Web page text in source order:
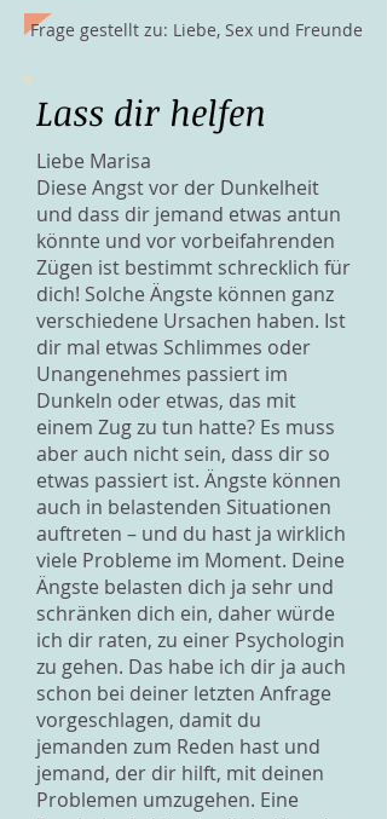
Frage gestellt zu: Liebe, Sex und Freunde
Lass dir helfen
Liebe Marisa
Diese Angst vor der Dunkelheit
und dass dir jemand etwas antun
könnte und vor vorbeifahrenden
Zügen ist bestimmt schrecklich für
dich! Solche Ängste können ganz
verschiedene Ursachen haben. Ist
dir mal etwas Schlimmes oder
Unangenehmes passiert im
Dunkeln oder etwas, das mit
einem Zug zu tun hatte? Es muss
aber auch nicht sein, dass dir so
etwas passiert ist. Ängste können
auch in belastenden Situationen
auftreten – und du hast ja wirklich
viele Probleme im Moment. Deine
Ängste belasten dich ja sehr und
schränken dich ein, daher würde
ich dir raten, zu einer Psychologin
zu gehen. Das habe ich dir ja auch
schon bei deiner letzten Anfrage
vorgeschlagen, damit du
jemanden zum Reden hast und
jemand, der dir hilft, mit deinen
Problemen umzugehen. Eine